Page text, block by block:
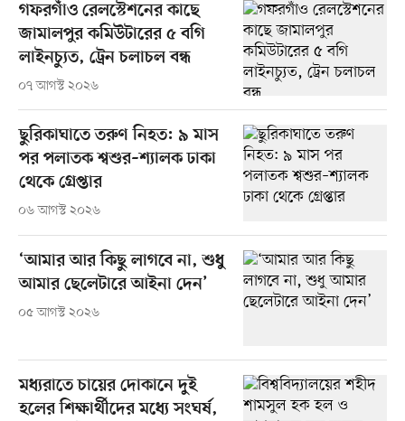
গফরগাঁও রেলস্টেশনের কাছে
জামালপুর কমিউটারের ৫ বগি
লাইনচ্যুত, ট্রেন চলাচল বন্ধ
০৭ আগস্ট ২০২৬
ছুরিকাঘাতে তরুণ নিহত: ৯ মাস
পর পলাতক শ্বশুর–শ্যালক ঢাকা
থেকে গ্রেপ্তার
০৬ আগস্ট ২০২৬
‘আমার আর কিছু লাগবে না, শুধু
আমার ছেলেটারে আইনা দেন’
০৫ আগস্ট ২০২৬
মধ্যরাতে চায়ের দোকানে দুই
হলের শিক্ষার্থীদের মধ্যে সংঘর্ষ,